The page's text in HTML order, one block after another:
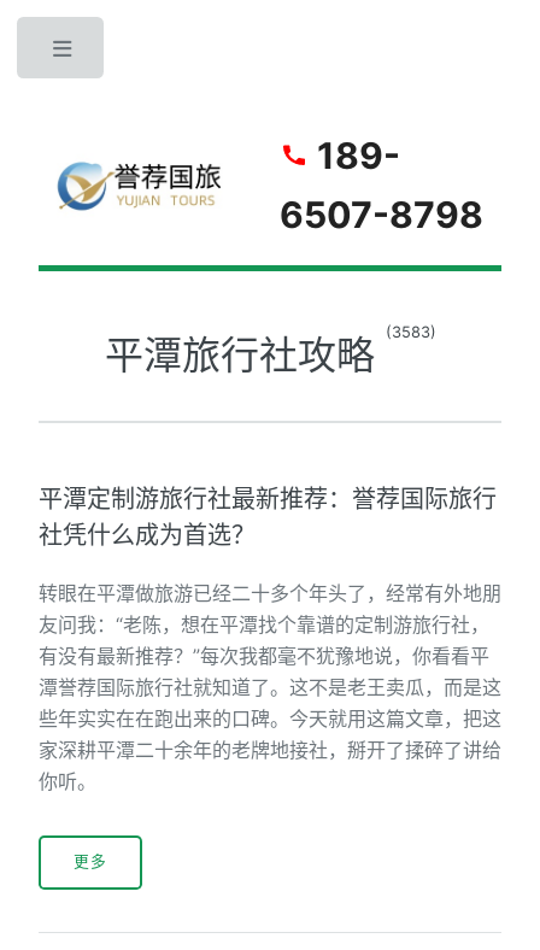
189-
6507-8798
平潭旅行社攻略 (3583)
平潭定制游旅行社最新推荐：誉荐国际旅行
社凭什么成为首选？
转眼在平潭做旅游已经二十多个年头了，经常有外地朋
友问我：“老陈，想在平潭找个靠谱的定制游旅行社，
有没有最新推荐？”每次我都毫不犹豫地说，你看看平
潭誉荐国际旅行社就知道了。这不是老王卖瓜，而是这
些年实实在在跑出来的口碑。今天就用这篇文章，把这
家深耕平潭二十余年的老牌地接社，掰开了揉碎了讲给
你听。
更多